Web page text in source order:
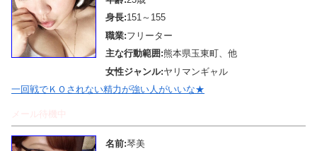
身長:151～155
職業:フリーター
主な行動範囲:熊本県玉東町、他
女性ジャンル:ヤリマンギャル
一回戦でＫＯされない精力が強い人がいいな★
メール待機中
名前:琴美